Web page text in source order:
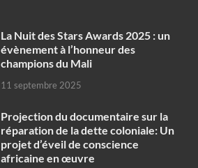
‎La Nuit des Stars Awards 2025 : un
évènement à l’honneur des
champions du Mali
11 septembre 2025
Projection du documentaire sur la
réparation de la dette coloniale: Un
projet d’éveil de conscience
africaine en œuvre‎